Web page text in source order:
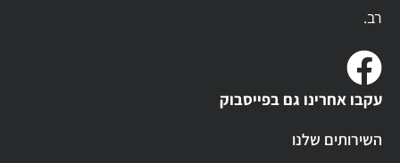
רב.
עקבו אחרינו גם בפייסבוק
השירותים שלנו